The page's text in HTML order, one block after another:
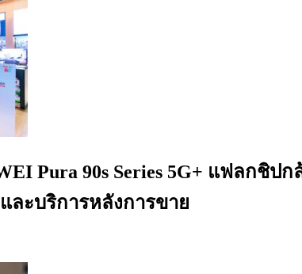
Pura 90s Series 5G+ แฟลกชิ
ละบริการหลังการขาย